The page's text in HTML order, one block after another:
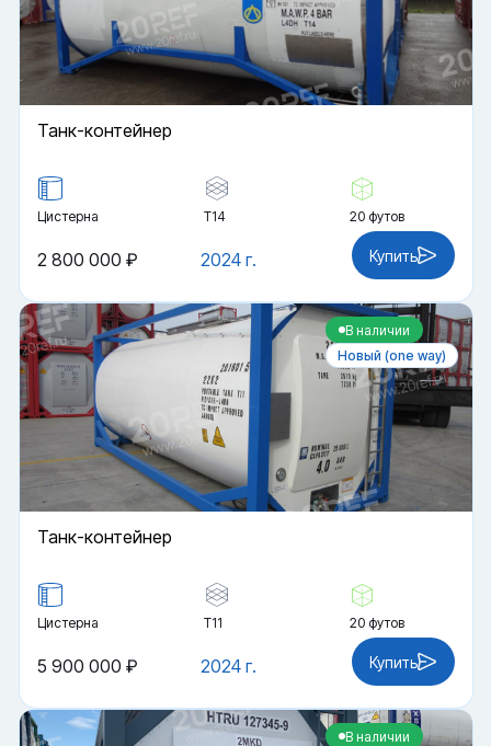
Танк-контейнер
Цистерна Т14 20 футов
2024 г.
2 800 000 ₽ Купить
В наличии
Новый (one way)
Танк-контейнер
Цистерна Т11 20 футов
2024 г.
5 900 000 ₽ Купить
В наличии